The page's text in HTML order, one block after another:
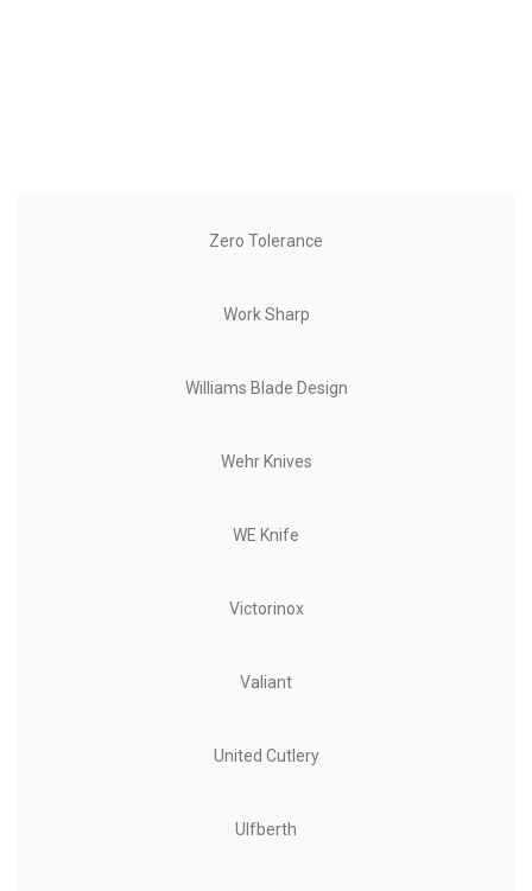
Zero Tolerance
Work Sharp
Williams Blade Design
Wehr Knives
WE Knife
Victorinox
Valiant
United Cutlery
Ulfberth